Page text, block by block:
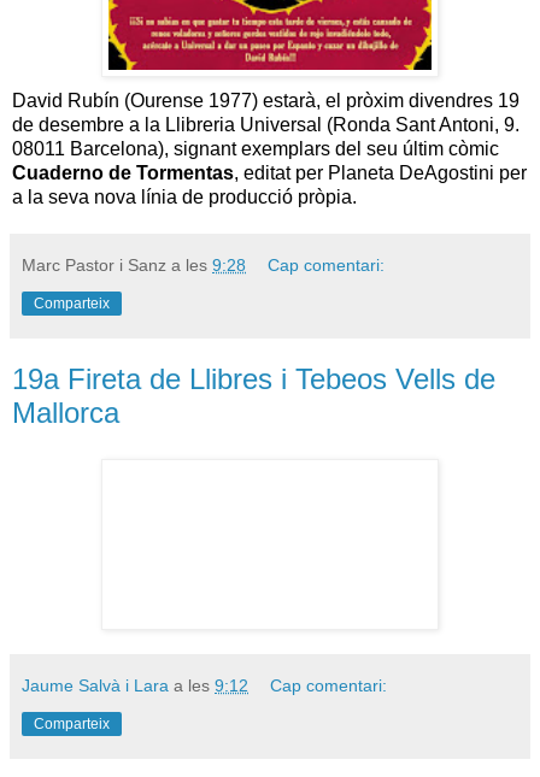
David Rubín (Ourense 1977) estarà, el pròxim divendres 19
de desembre a la Llibreria Universal (Ronda Sant Antoni, 9.
08011 Barcelona), signant exemplars del seu últim còmic
Cuaderno de Tormentas, editat per Planeta DeAgostini per
a la seva nova línia de producció pròpia.
Marc Pastor i Sanz a les 9:28 Cap comentari:
Comparteix
19a Fireta de Llibres i Tebeos Vells de
Mallorca
Jaume Salvà i Lara a les 9:12 Cap comentari:
Comparteix